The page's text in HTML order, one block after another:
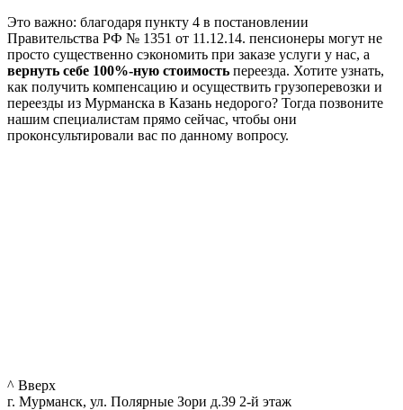
Это важно: благодаря пункту 4 в постановлении
Правительства РФ № 1351 от 11.12.14. пенсионеры могут не
просто существенно сэкономить при заказе услуги у нас, а
вернуть себе 100%-ную стоимость переезда. Хотите узнать,
как получить компенсацию и осуществить грузоперевозки и
переезды из Мурманска в Казань недорого? Тогда позвоните
нашим специалистам прямо сейчас, чтобы они
проконсультировали вас по данному вопросу.
^ Вверх
г. Мурманск, ул. Полярные Зори д.39 2-й этаж